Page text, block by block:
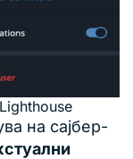
на сајбер-